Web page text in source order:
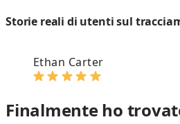
Storie reali di utenti sul
Ethan Carter
Finalmente ho